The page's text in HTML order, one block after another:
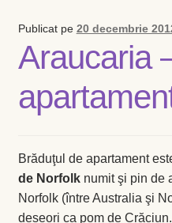
Publicat pe 20 decembrie
Araucaria
Brăduţul de apartament
de Norfolknumit şi pin de
Norfolk (între Australia şi
deseori ca pom de Crăciun.